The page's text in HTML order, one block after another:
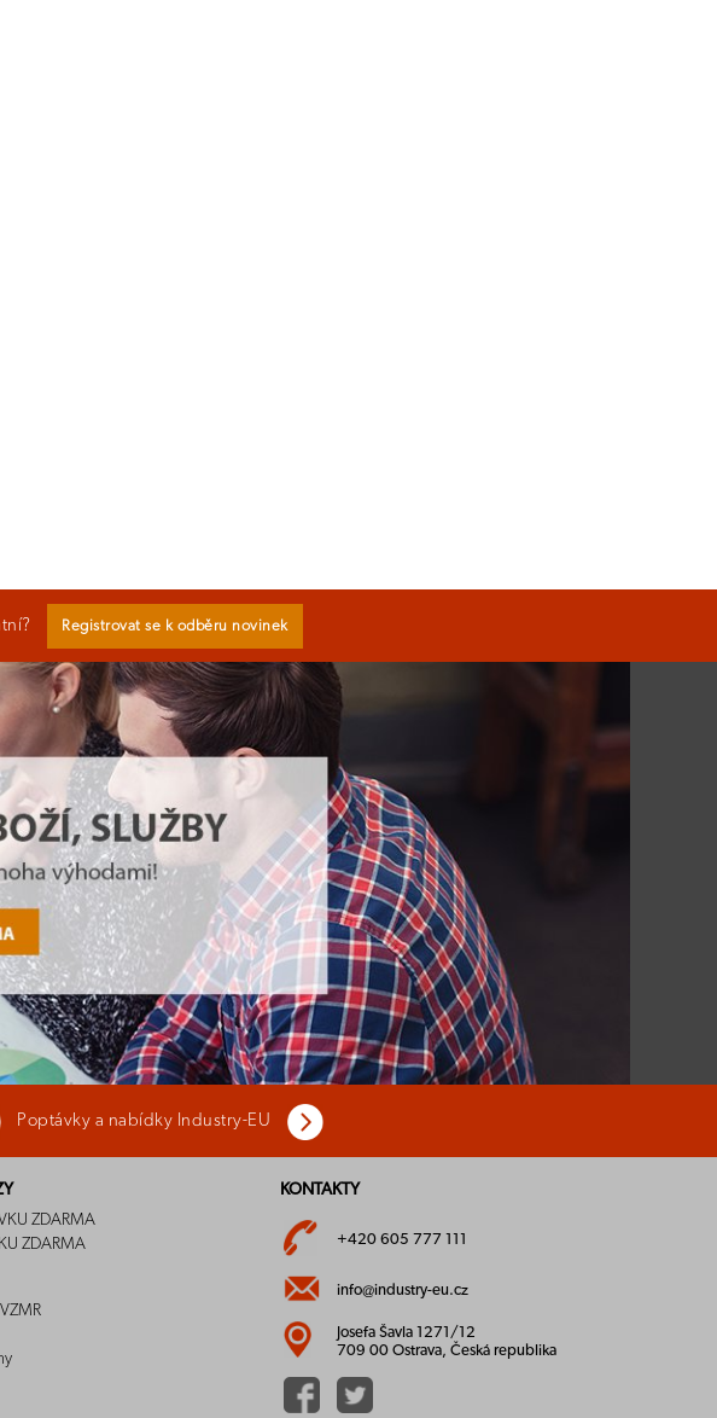
Registrovat se k odběru novinek
Poptávky a nabídky Industry-EU
ZDARMA
ZDARMA
KONTAKTY
+420 605 777 111
info@industry-eu.cz
Josefa Šavla 1271/12
709 00 Ostrava, Česká republika